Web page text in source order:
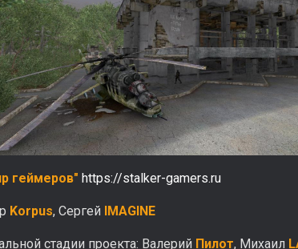
геймеров" https://stalker-gamers.ru
Korpus, Сергей IMAGINE
стадии проекта: Валерий Пилот, Михаил